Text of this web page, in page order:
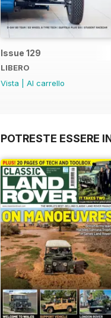
Issue 129
LIBERO
Vista
Al carrello
POTRESTE ESSERE